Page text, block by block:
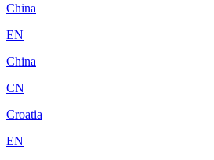
China
EN
China
CN
Croatia
EN